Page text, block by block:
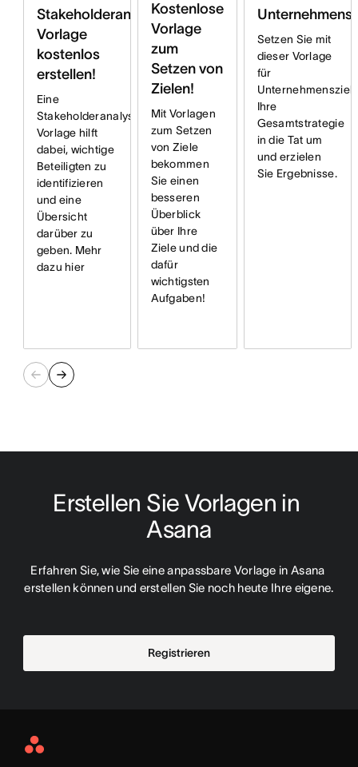
Stakeholderanalyse
Vorlage
kostenlos
erstellen!
Eine
Stakeholderanalyse
Vorlage hilft
dabei, wichtige
Beteiligten zu
identifizieren
und eine
Übersicht
darüber zu
geben. Mehr
dazu hier
Kostenlose
Vorlage
zum
Setzen von
Zielen!
Mit Vorlagen
zum Setzen
von Ziele
bekommen
Sie einen
besseren
Überblick
über Ihre
Ziele und die
dafür
wichtigsten
Aufgaben!
Setzen Sie mit
dieser Vorlage
für
Ihre
Gesamtstrategie
in die Tat um
und erzielen
Sie Ergebnisse.
Erstellen Sie Vorlagen in
Asana
Erfahren Sie, wie Sie eine anpassbare Vorlage in Asana
erstellen können und erstellen Sie noch heute Ihre eigene.
Registrieren
Asana